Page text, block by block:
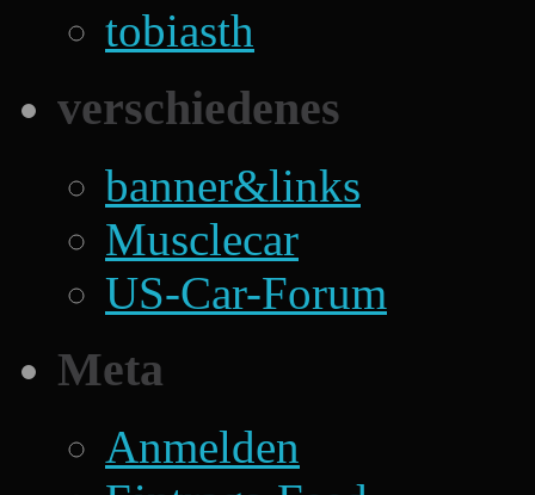
tobiasth
verschiedenes
banner&links
Musclecar
US-Car-Forum
Meta
Anmelden